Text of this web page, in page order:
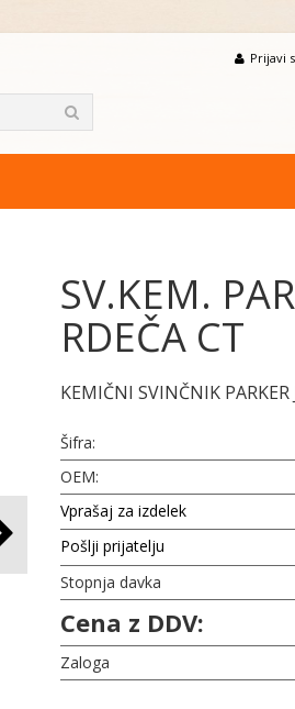
Prijavi
SV.KEM.
RDEČA CT
KEMIČNI SVINČNIK PARKER
Šifra:
OEM:
Vprašaj za izdelek
Pošlji prijatelju
Stopnja davka
Cena z DDV:
Zaloga